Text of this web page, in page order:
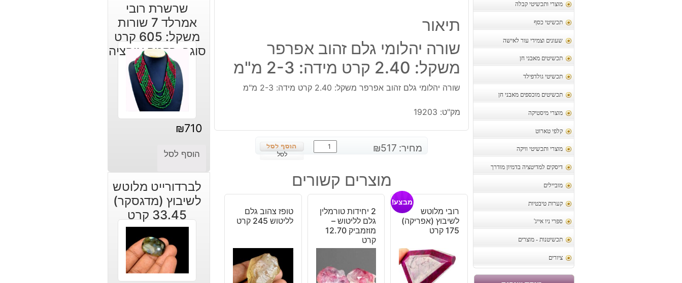
מוצרי ותכשיטי קבלה
תכשיטי כסף
שעונים וצמידי עור לאישה
תכשיטים מאבני חן
תכשיטי גולדפילד
תכשיטים מוכספים מאבני חן
מוצרי מיסטיקה
קלפי טארוט
מוצרי ותכשיטי וויקה
דיסקים למדיטציה בדמיון מודרך
מוביילים
קערות טיבטיות
ספרי ניו אייג'
תכשיטנות - מוצרים
ציורים
תיאור
שורה יהלומי גלם זהוב אפרפר
משקל: 2.40 קרט מידה: 2-3 מ"מ
שורה יהלומי גלם זהוב אפרפר משקל: 2.40 קרט מידה: 2-3 מ"מ
מק"ט: 19203
מחיר: ₪517
כמות
של
יהלומי
גלם
אפרפר
משקל:
מידה:
2-
לסל
מוצרים קשורים
רובי מלוטש
לשיבוץ (אפריקה)
175 קרט
מבצע!
2 יחידות טורמלין
גלם לליטוש –
מוזמביק 12.70
קרט
טופז צהוב גלם
לליטוש 245 קרט
שרשרת רובי
אמרלד 7 שורות
משקל: 605 קרט
סוגר: רקמה אופציה
קצר או ארוך
₪710
הוסף לסל
לברדורייט מלוטש
לשיבוץ (מדגסקר)
33.45 קרט